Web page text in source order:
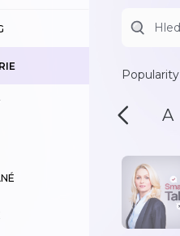
Popularity
A